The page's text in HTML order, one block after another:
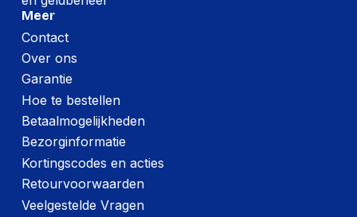
Magnetische
Internationale
veiligheidscode (IP)
Band kleur
Band materiaal
Horlogekast kleur
Energie
Meer
Contact
Over ons
Garantie
Hoe te bestellen
Betaalmogelijkheden
Bezorginformatie
Kortingscodes en acties
Retourvoorwaarden
Veelgestelde Vragen